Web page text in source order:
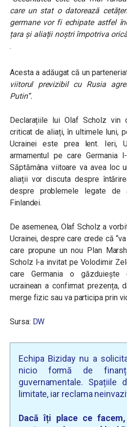
care un stat o datorează
germane vor fi echipate astfel
țara și aliații noștri împotriva
.
Acesta a adăugat că un
viitorul previzibil cu Rusia
Putin”.
Declarațiile lui Olaf Scholz
criticat de aliați, în ultimele luni,
Ucrainei este prea lent. Ieri,
armamentul pe care
Săptămâna viitoare va avea loc
aliații vor discuta despre
despre problemele legate de
Finlandei.
De asemenea, Olaf Scholz a
Ucrainei, despre care crede că
care propune un nou Plan
Scholz l-a invitat pe Volodimir
care Germania o găzduiește
ucrainean a confirmat prezența,
merge fizic sau va participa prin
Sursa: DW
Echipa Biziday nu a
nicio formă de
guvernamentale. Spațiile
limitate, iar reclama
Dacă îți place ce